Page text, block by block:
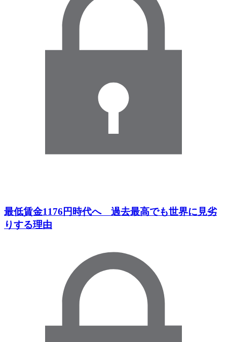
最低賃金1176円時代へ 過去最高でも世界に見劣
りする理由